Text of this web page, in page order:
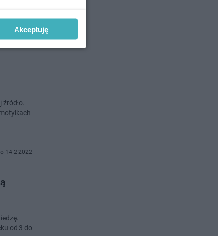
17-3-2022
14-2-2022
od 3 do
Akceptuję